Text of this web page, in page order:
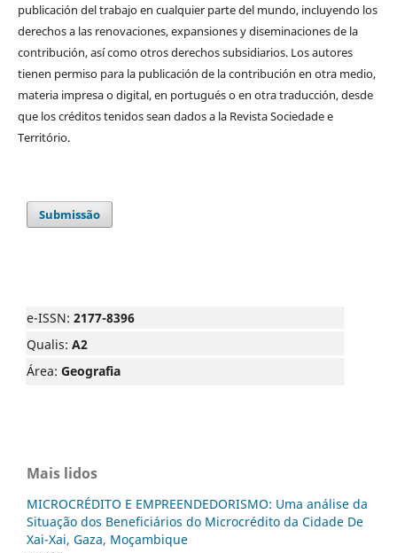
publicación del trabajo en cualquier parte del mundo, incluyendo los
derechos a las renovaciones, expansiones y diseminaciones de la
contribución, así como otros derechos subsidiarios. Los autores
tienen permiso para la publicación de la contribución en otra medio,
materia impresa o digital, en portugués o en otra traducción, desde
que los créditos tenidos sean dados a la Revista Sociedade e
Território.
Submissão
e-ISSN: 2177-8396
Qualis: A2
Área: Geografia
Mais lidos
MICROCRÉDITO E EMPREENDEDORISMO: Uma análise da
Situação dos Beneficiários do Microcrédito da Cidade De
Xai-Xai, Gaza, Moçambique